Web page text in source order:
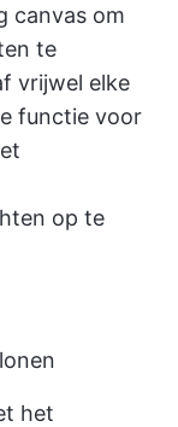
canvas om
te
vrijwel elke
functie voor
op te
het